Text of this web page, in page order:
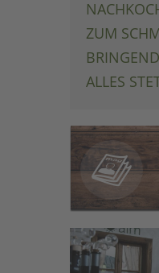
ZUM
ALLES